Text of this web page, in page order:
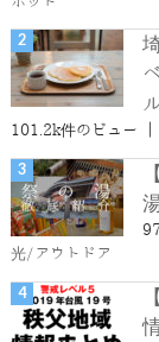
101.2k件のビュー
光/アウトドア